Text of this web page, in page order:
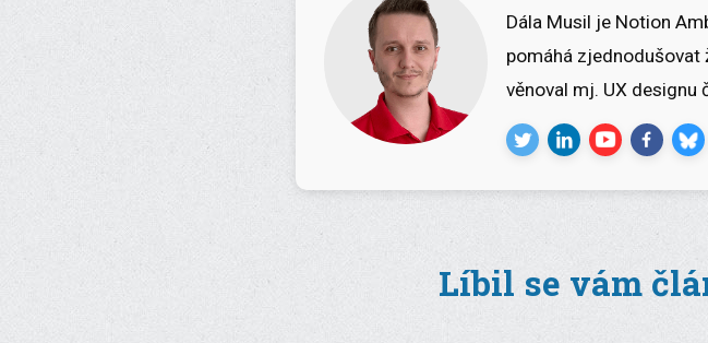
Dála Musil je Notion
pomáhá zjednodušovat
věnoval mj. UX
Líbil se vám